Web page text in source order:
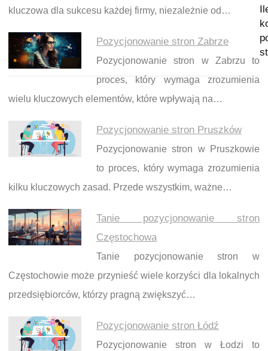
kluczowa dla sukcesu każdej firmy, niezależnie od…
Pozycjonowanie stron Zabrze
Pozycjonowanie stron w Zabrzu to
proces, który wymaga zrozumienia
wielu kluczowych elementów, które wpływają na…
Pozycjonowanie stron Pruszków
Pozycjonowanie stron w Pruszkowie
to proces, który wymaga zrozumienia
kilku kluczowych zasad. Przede wszystkim, ważne…
Tanie pozycjonowanie stron
Częstochowa
Tanie pozycjonowanie stron w
Częstochowie może przynieść wiele korzyści dla lokalnych
przedsiębiorców, którzy pragną zwiększyć…
Pozycjonowanie stron Łódź
Pozycjonowanie stron w Łodzi to